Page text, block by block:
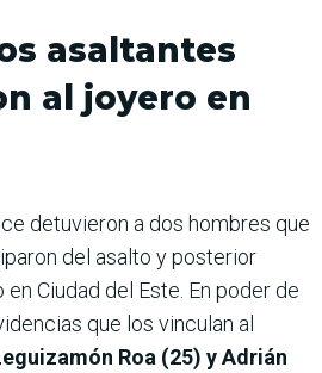
asaltantes
al joyero en
detuvieron a dos hombres que
del asalto y posterior
Ciudad del Este. En poder de
que los vinculan al
Roa (25) y Adrián